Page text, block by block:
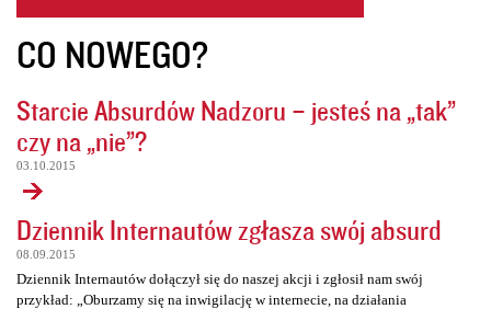
CO NOWEGO?
Starcie Absurdów Nadzoru – jesteś na „tak”
czy na „nie”?
03.10.2015
Dziennik Internautów zgłasza swój absurd
08.09.2015
Dziennik Internautów dołączył się do naszej akcji i zgłosił nam swój
przykład: „Oburzamy się na inwigilację w internecie, na działania